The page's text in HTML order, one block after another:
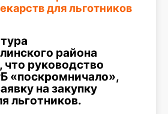
для льготников
района
что руководство
«поскромничало»,
на закупку
льготников.